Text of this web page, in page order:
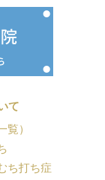
て
覧）
ち打ち症